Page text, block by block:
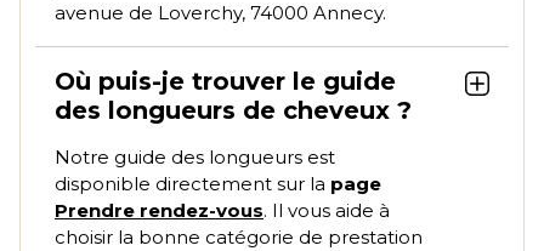
avenue de Loverchy, 74000 Annecy.
Où puis-je trouver le guide
des longueurs de cheveux ?
Notre guide des longueurs est
disponible directement sur la page
Prendre rendez-vous. Il vous aide à
choisir la bonne catégorie de prestation